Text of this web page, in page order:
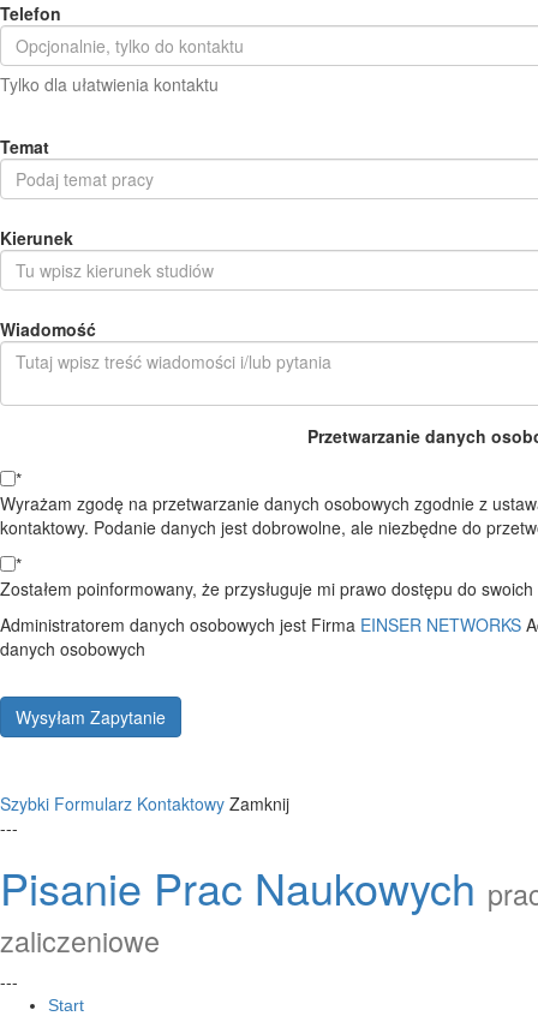
Telefon
Tylko dla ułatwienia kontaktu
Temat
Kierunek
Wiadomość
Przetwarzanie danych
*
Wyrażam zgodę na przetwarzanie danych osobowych zgodnie z
kontaktowy. Podanie danych jest dobrowolne, ale niezbędne do
*
Zostałem poinformowany, że przysługuje mi prawo dostępu do
Administratorem danych osobowych jest Firma EINSER NETWORKS
danych osobowych
Wysyłam Zapytanie
Szybki Formularz Kontaktowy Zamknij
---
Pisanie Prac Naukowych
zaliczeniowe
---
Start